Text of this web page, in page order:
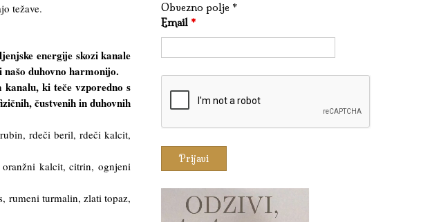
težave.
energije skozi kanale
našo duhovno harmonijo.
kanalu, ki teče vzporedno s
čustvenih in duhovnih
rdeči beril, rdeči kalcit,
kalcit, citrin, ognjeni
rumeni turmalin, zlati topaz,
Obvezno polje *
Email *